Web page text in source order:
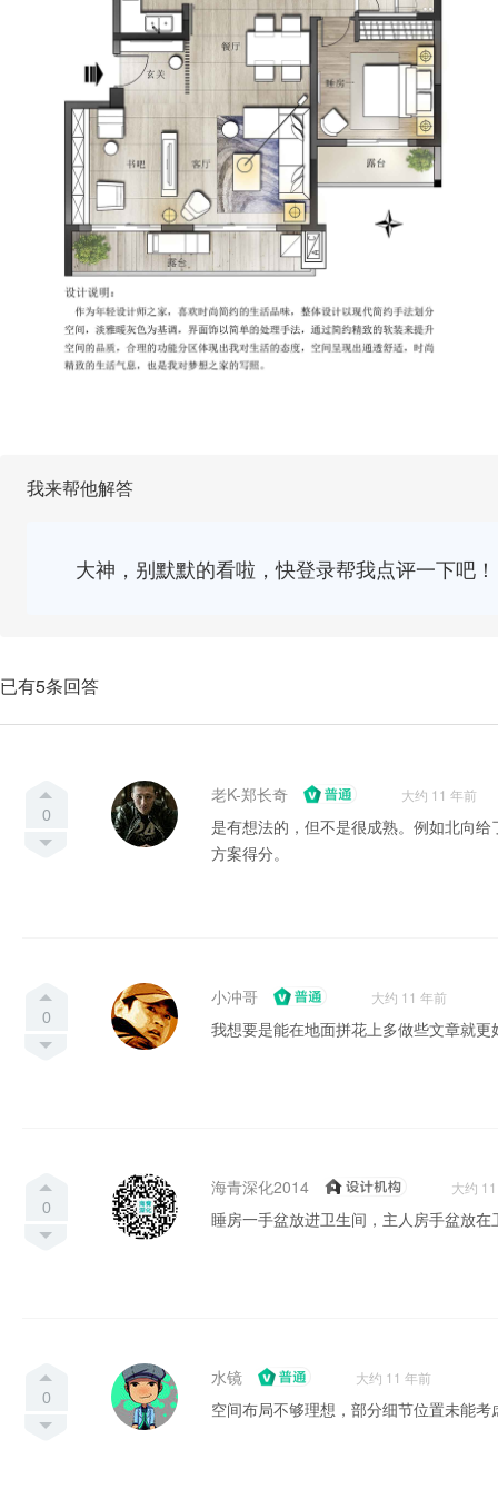
我来帮他解答
大神，别默默的看啦，快登录帮我点评一下吧！
已有5条回答
0
老K-郑长奇 大约 11 年前
是有想法的，但不是很成熟。例如北向
方案得分。
0
小冲哥 大约 11 年前
我想要是能在地面拼花上多做些文章就更
0
海青深化2014 大约
睡房一手盆放进卫生间，主人房手盆放
0
水镜 大约 11 年前
空间布局不够理想，部分细节位置未能